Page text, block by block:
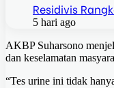
Residivis
5 hari ago
AKBP Suharsono
dan keselamatan
“Tes urine ini tidak